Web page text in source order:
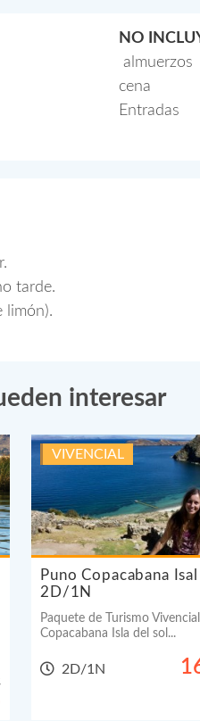
NO
almuerzos
cena
Entradas
tarde.
limón).
interesar
VIVENCIAL
Puno Copacabana Isal
2D/1N
Paquete de Turismo
Copacabana Isla del sol...
2D/1N